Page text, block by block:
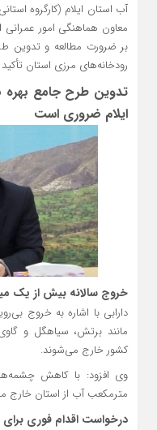
آب استان ایلام (کارگروه
معاون هماهنگی امور عمرانی
بر ضرورت مطالعه و تدوین
رودخانه‌های مرزی استان
تدوین طرح جامع بهره‌
ایلام ضروری است
خروج سالانه بیش از یک
دارابی با اشاره به خروج
مانند برتش، سیاهگل و
کشور خارج می‌شوند.
وی افزود: با کاهش
مترمکعب آب از استان خارج
درخواست اقدام فوری